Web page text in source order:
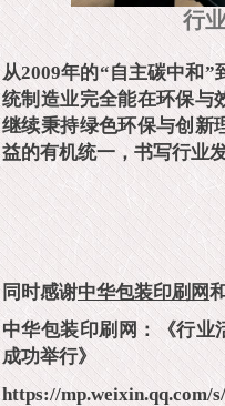
行
从2009年的“自主碳中和”
统制造业完全能在环保与
继续秉持绿色环保与创新
益的有机统一，书写行业
同时感谢中华包装印刷网
中华包装印刷网：《行业
成功举行》
https://mp.weixin.qq.com/